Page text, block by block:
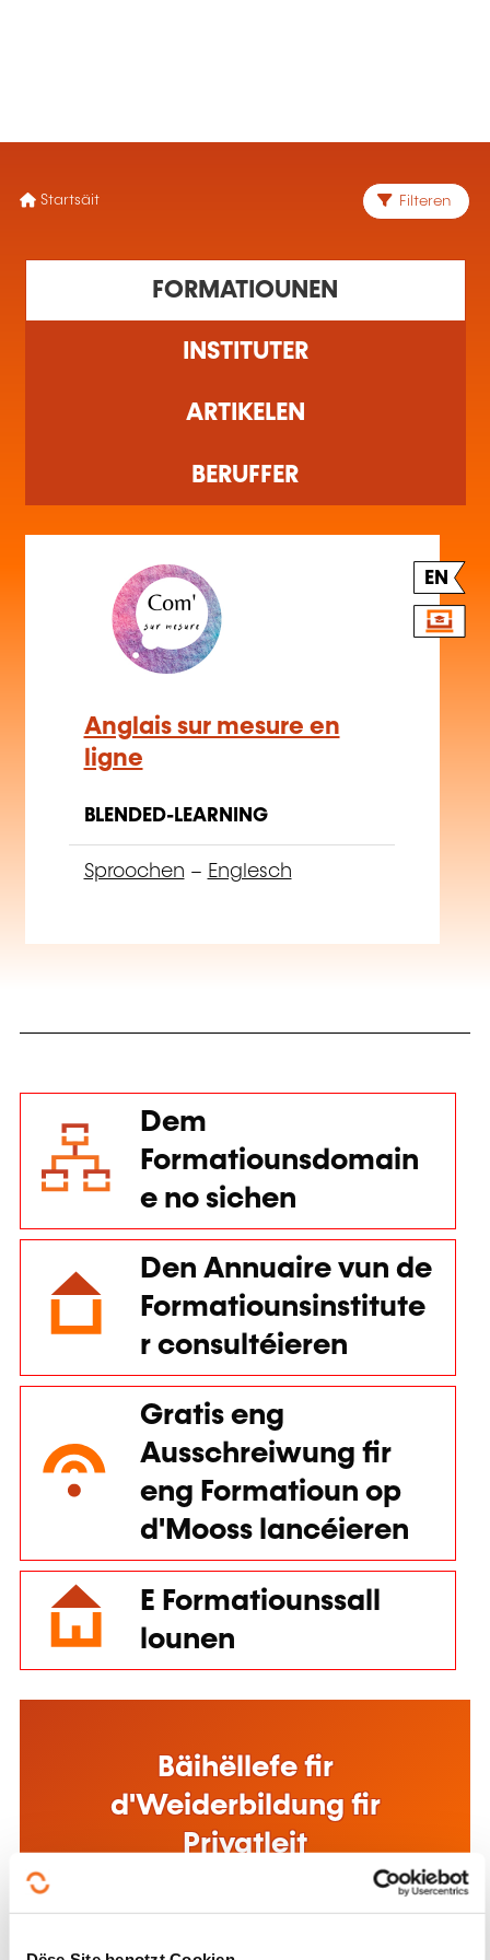
Dëse Site benotzt Cookien.
Mat Cookië kënne mir den Inhalt personaliséieren,
Startsäit Filteren
FORMATIOUNEN
INSTITUTER
ARTIKELEN
BERUFFER
EN
Anglais sur mesure en
ligne
BLENDED-LEARNING
Sproochen – Englesch
Dem
Formatiounsdomain
e no sichen
Den Annuaire vun de
Formatiounsinstitute
r consultéieren
Gratis eng
Ausschreiwung fir
eng Formatioun op
d'Mooss lancéieren
E Formatiounssall
lounen
Bäihëllefe fir
d'Weiderbildung fir
Privatleit